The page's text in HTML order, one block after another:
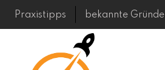
Skip
Praxistipps bekannte